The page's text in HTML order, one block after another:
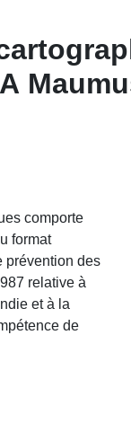
comporte
format
prévention des
relative à
et à la
de